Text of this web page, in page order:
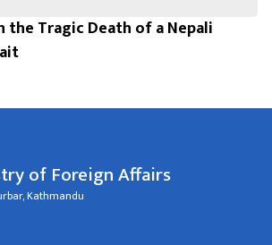
the Tragic Death of a Nepali
of Foreign Affairs
Kathmandu